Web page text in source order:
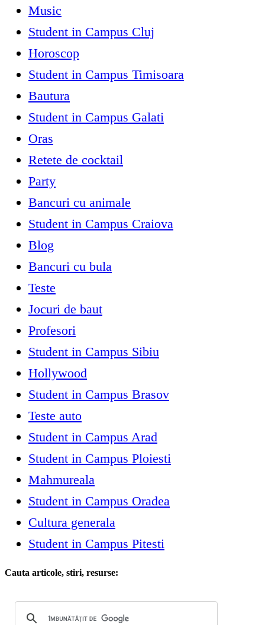
Music
Student in Campus Cluj
Horoscop
Student in Campus Timisoara
Bautura
Student in Campus Galati
Oras
Retete de cocktail
Party
Bancuri cu animale
Student in Campus Craiova
Blog
Bancuri cu bula
Teste
Jocuri de baut
Profesori
Student in Campus Sibiu
Hollywood
Student in Campus Brasov
Teste auto
Student in Campus Arad
Student in Campus Ploiesti
Mahmureala
Student in Campus Oradea
Cultura generala
Student in Campus Pitesti
Cauta articole, stiri, resurse: